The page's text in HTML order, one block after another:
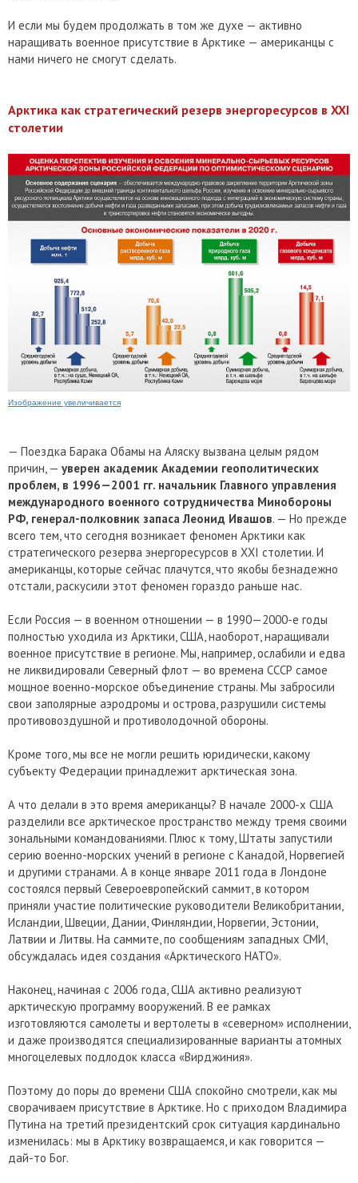
И если мы будем продолжать в том же духе — активно
наращивать военное присутствие в Арктике — американцы с
нами ничего не смогут сделать.
Арктика как стратегический резерв энергоресурсов в XXI
столетии
Изображение увеличивается
— Поездка Барака Обамы на Аляску вызвана целым рядом
причин, — уверен академик Академии геополитических
проблем, в 1996—2001 гг. начальник Главного управления
международного военного сотрудничества Минобороны
РФ, генерал-полковник запаса Леонид Ивашов. — Но прежде
всего тем, что сегодня возникает феномен Арктики как
стратегического резерва энергоресурсов в XXI столетии. И
американцы, которые сейчас плачутся, что якобы безнадежно
отстали, раскусили этот феномен гораздо раньше нас.
Если Россия — в военном отношении — в 1990—2000-е годы
полностью уходила из Арктики, США, наоборот, наращивали
военное присутствие в регионе. Мы, например, ослабили и едва
не ликвидировали Северный флот — во времена СССР самое
мощное военно-морское объединение страны. Мы забросили
свои заполярные аэродромы и острова, разрушили системы
противовоздушной и противолодочной обороны.
Кроме того, мы все не могли решить юридически, какому
субъекту Федерации принадлежит арктическая зона.
А что делали в это время американцы? В начале 2000-х США
разделили все арктическое пространство между тремя своими
зональными командованиями. Плюс к тому, Штаты запустили
серию военно-морских учений в регионе с Канадой, Норвегией
и другими странами. А в конце январе 2011 года в Лондоне
состоялся первый Североевропейский саммит, в котором
приняли участие политические руководители Великобритании,
Исландии, Швеции, Дании, Финляндии, Норвегии, Эстонии,
Латвии и Литвы. На саммите, по сообщениям западных СМИ,
обсуждалась идея создания «Арктического НАТО».
Наконец, начиная с 2006 года, США активно реализуют
арктическую программу вооружений. В ее рамках
изготовляются самолеты и вертолеты в «северном» исполнении,
и даже производятся специализированные варианты атомных
многоцелевых подлодок класса «Вирджиния».
Поэтому до поры до времени США спокойно смотрели, как мы
сворачиваем присутствие в Арктике. Но с приходом Владимира
Путина на третий президентский срок ситуация кардинально
изменилась: мы в Арктику возвращаемся, и как говорится —
дай-то Бог.